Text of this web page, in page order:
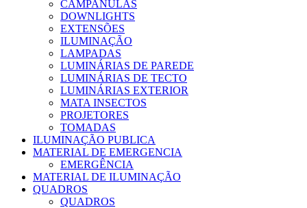
CAMPANULAS
DOWNLIGHTS
EXTENSÕES
ILUMINAÇÃO
LAMPADAS
LUMINÁRIAS DE PAREDE
LUMINÁRIAS DE TECTO
LUMINÁRIAS EXTERIOR
MATA INSECTOS
PROJETORES
TOMADAS
ILUMINAÇÃO PUBLICA
MATERIAL DE EMERGENCIA
EMERGÊNCIA
MATERIAL DE ILUMINAÇÃO
QUADROS
QUADROS